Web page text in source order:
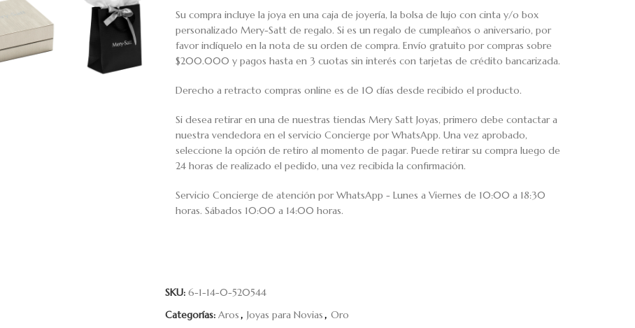
Su compra incluye la joya en una caja de joyería, la bolsa de lujo con cinta y/o box
personalizado Mery-Satt de regalo. Si es un regalo de cumpleaños o aniversario, por
favor indíquelo en la nota de su orden de compra. Envío gratuito por compras sobre
$200.000 y pagos hasta en 3 cuotas sin interés con tarjetas de crédito bancarizada.
Derecho a retracto compras online es de 10 días desde recibido el producto.
Si desea retirar en una de nuestras tiendas Mery Satt Joyas, primero debe contactar a
nuestra vendedora en el servicio Concierge por WhatsApp. Una vez aprobado,
seleccione la opción de retiro al momento de pagar. Puede retirar su compra luego de
24 horas de realizado el pedido, una vez recibida la confirmación.
Servicio Concierge de atención por WhatsApp - Lunes a Viernes de 10:00 a 18:30
horas. Sábados 10:00 a 14:00 horas.
SKU: 6-1-14-0-520544
Categorías: Aros, Joyas para Novias, Oro